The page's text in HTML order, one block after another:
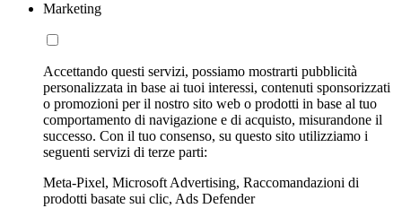
Marketing
Accettando questi servizi, possiamo mostrarti pubblicità
personalizzata in base ai tuoi interessi, contenuti sponsorizzati
o promozioni per il nostro sito web o prodotti in base al tuo
comportamento di navigazione e di acquisto, misurandone il
successo. Con il tuo consenso, su questo sito utilizziamo i
seguenti servizi di terze parti:
Meta-Pixel, Microsoft Advertising, Raccomandazioni di
prodotti basate sui clic, Ads Defender